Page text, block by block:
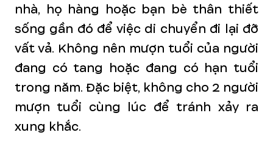
nhà, họ hàng hoặc bạn bè thân thiết
sống gần đó để việc di chuyển đi lại đỡ
vất vả. Không nên mượn tuổi của người
đang có tang hoặc đang có hạn tuổi
trong năm. Đặc biệt, không cho 2 người
mượn tuổi cùng lúc để tránh xảy ra
xung khắc.